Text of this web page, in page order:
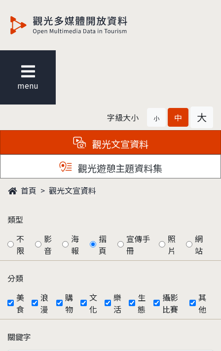
menu
字級大小 小 中 大
觀光文宣資料
觀光遊憩主題資料集
首頁 觀光文宣資料
類型
不
限
影
音
海
報
摺
頁
宣傳手
冊
照
片
網
站
分類
美
食
浪
漫
購
物
文
化
樂
活
生
態
攝影
比賽
其
他
關鍵字